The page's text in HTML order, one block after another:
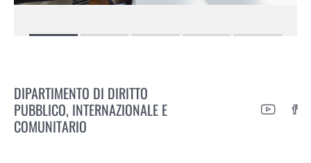
DIPARTIMENTO DI DIRITTO
PUBBLICO, INTERNAZIONALE E
COMUNITARIO